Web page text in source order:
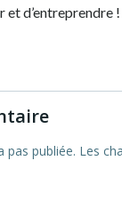
et d’entreprendre !
pas publiée. Les